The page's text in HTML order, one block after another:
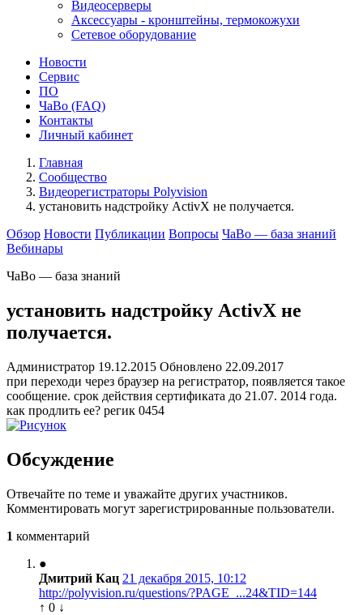
Видеосерверы
Аксессуары - кронштейны, термокожухи
Сетевое оборудование
Новости
Сервис
ПО
ЧаВо (FAQ)
Контакты
Личный кабинет
Главная
Сообщество
Видеорегистраторы Polyvision
установить надстройку ActivX не получается.
Обзор Новости Публикации Вопросы ЧаВо — база знаний
Вебинары
ЧаВо — база знаний
установить надстройку ActivX не
получается.
Администратор 19.12.2015 Обновлено 22.09.2017
при переходи через браузер на регистратор, появляется такое
сообщение. срок действия сертификата до 21.07. 2014 года.
как продлить ее? регик 0454
Обсуждение
Отвечайте по теме и уважайте других участников.
Комментировать могут зарегистрированные пользователи.
1 комментарий
●
Дмитрий Кац 21 декабря 2015, 10:12
http://polyvision.ru/questions/?PAGE_...24&TID=144
↑ 0 ↓